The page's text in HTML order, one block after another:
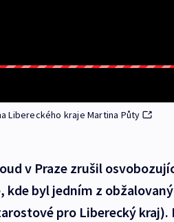
Libereckého kraje Martina Půty
v Praze zrušil
kde byl jedním z
pro Liberecký